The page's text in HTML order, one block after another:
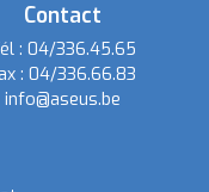
Contact
: 04/336.45.65
:04/336.66.83
info@aseus.be